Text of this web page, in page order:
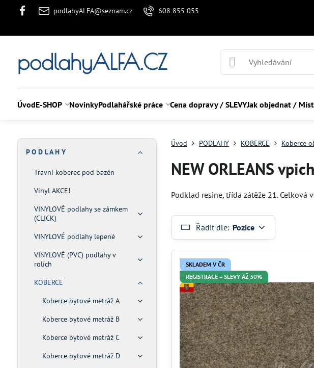
podlahyALFA@seznam.cz 608 855 055
podlahyALFA.CZ
ÚvodE-SHOP NovinkyPodlahářské práce Cena dopravy / SLEVYJak objednat /
Úvod PODLAHY KOBERCE Koberce
NEW ORLEANS
Podklad resine, třída zátěže 21. Celková
Řadit dle: Pozice
SKLADEM V ČR
REGISTRACE = SLEVY AŽ 30%
P O D L A H Y
Travní koberec pod bazén
Vinyl AKCE!
VINYLOVÉ podlahy se zámkem
(CLICK)
VINYLOVÉ podlahy lepené
VINYLOVÉ (PVC) podlahy v
rolích
KOBERCE
Koberce bytové metráž A
Koberce bytové metráž B
Koberce bytové metráž C
Koberce bytové metráž D